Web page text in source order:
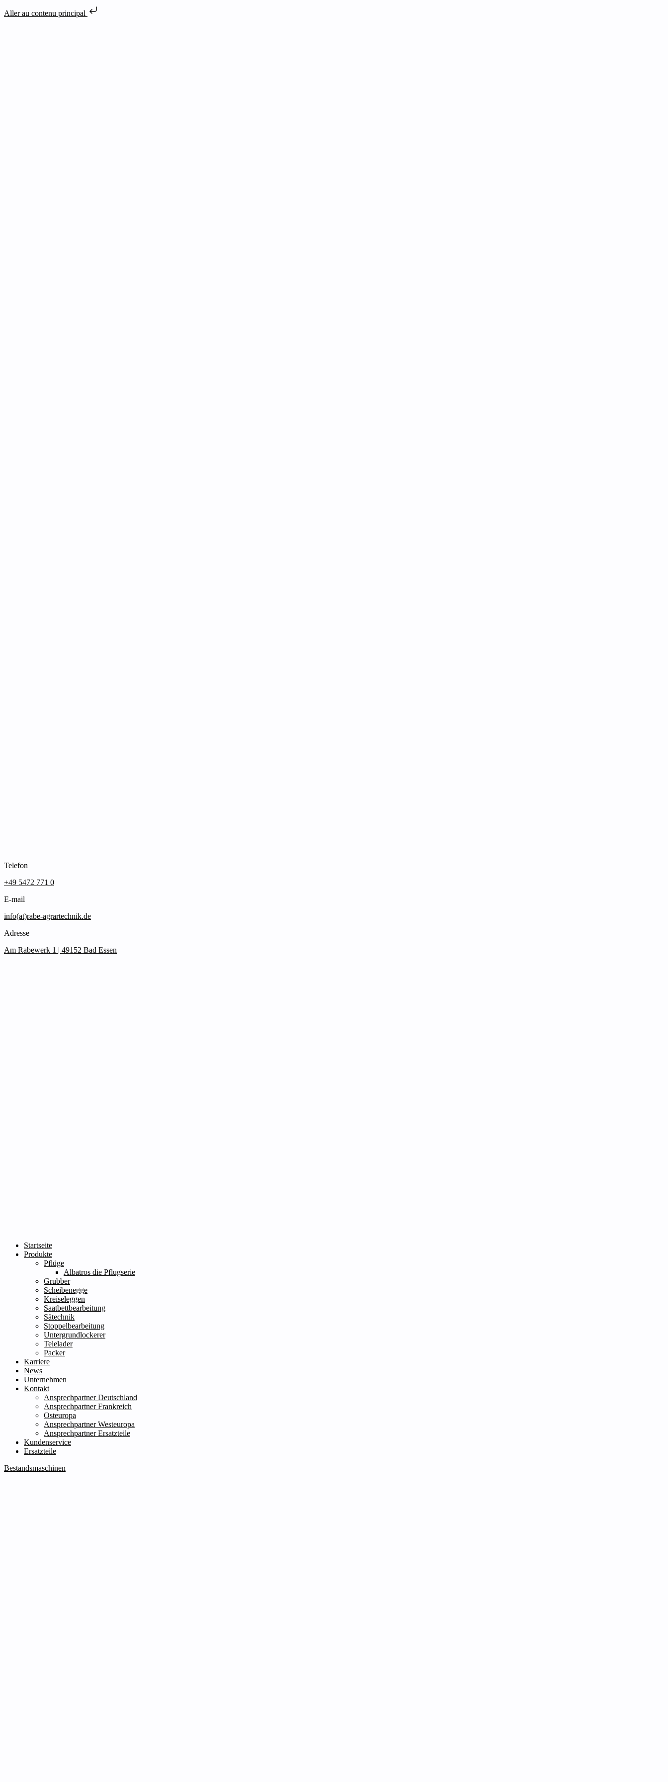
Aller au contenu principal
Telefon
+49 5472 771 0
E-mail
info(at)rabe-agrartechnik.de
Adresse
Am Rabewerk 1 | 49152 Bad Essen
Startseite
Produkte
Pflüge
Albatros die Pflugserie
Grubber
Scheibenegge
Kreiseleggen
Saatbettbearbeitung
Sätechnik
Stoppelbearbeitung
Untergrundlockerer
Telelader
Packer
Karriere
News
Unternehmen
Kontakt
Ansprechpartner Deutschland
Ansprechpartner Frankreich
Osteuropa
Ansprechpartner Westeuropa
Ansprechpartner Ersatzteile
Kundenservice
Ersatzteile
Bestandsmaschinen